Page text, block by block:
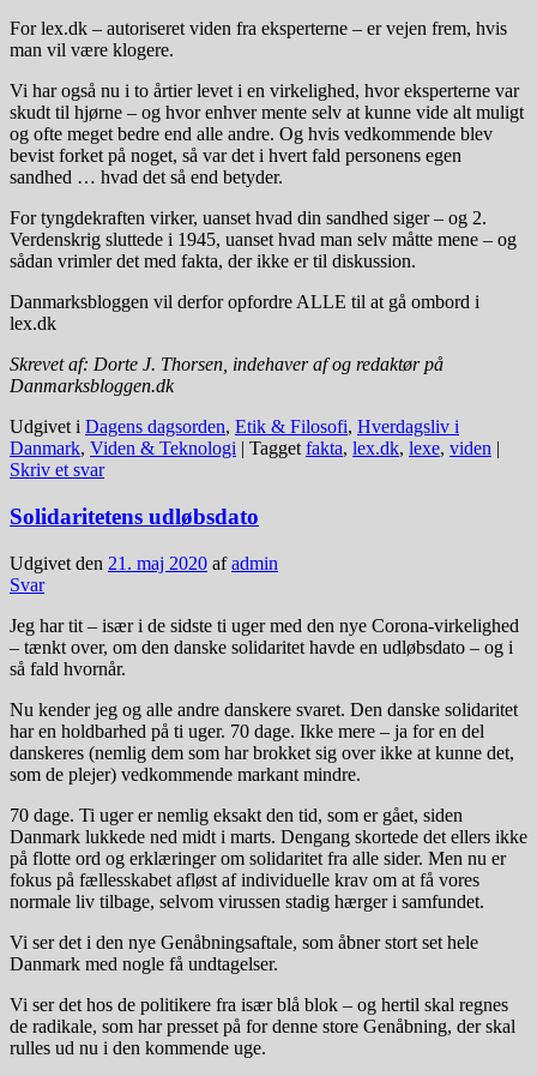
For lex.dk – autoriseret viden fra eksperterne – er vejen frem, hvis
man vil være klogere.
Vi har også nu i to årtier levet i en virkelighed, hvor eksperterne var
skudt til hjørne – og hvor enhver mente selv at kunne vide alt muligt
og ofte meget bedre end alle andre. Og hvis vedkommende blev
bevist forket på noget, så var det i hvert fald personens egen
sandhed … hvad det så end betyder.
For tyngdekraften virker, uanset hvad din sandhed siger – og 2.
Verdenskrig sluttede i 1945, uanset hvad man selv måtte mene – og
sådan vrimler det med fakta, der ikke er til diskussion.
Danmarksbloggen vil derfor opfordre ALLE til at gå ombord i
lex.dk
Skrevet af: Dorte J. Thorsen, indehaver af og redaktør på
Danmarksbloggen.dk
Udgivet i Dagens dagsorden, Etik & Filosofi, Hverdagsliv i
Danmark, Viden & Teknologi | Tagget fakta, lex.dk, lexe, viden |
Skriv et svar
Solidaritetens udløbsdato
Udgivet den 21. maj 2020 afadmin
Svar
Jeg har tit – især i de sidste ti uger med den nye Corona-virkelighed
– tænkt over, om den danske solidaritet havde en udløbsdato – og i
så fald hvornår.
Nu kender jeg og alle andre danskere svaret. Den danske solidaritet
har en holdbarhed på ti uger. 70 dage. Ikke mere – ja for en del
danskeres (nemlig dem som har brokket sig over ikke at kunne det,
som de plejer) vedkommende markant mindre.
70 dage. Ti uger er nemlig eksakt den tid, som er gået, siden
Danmark lukkede ned midt i marts. Dengang skortede det ellers ikke
på flotte ord og erklæringer om solidaritet fra alle sider. Men nu er
fokus på fællesskabet afløst af individuelle krav om at få vores
normale liv tilbage, selvom virussen stadig hærger i samfundet.
Vi ser det i den nye Genåbningsaftale, som åbner stort set hele
Danmark med nogle få undtagelser.
Vi ser det hos de politikere fra især blå blok – og hertil skal regnes
de radikale, som har presset på for denne store Genåbning, der skal
rulles ud nu i den kommende uge.